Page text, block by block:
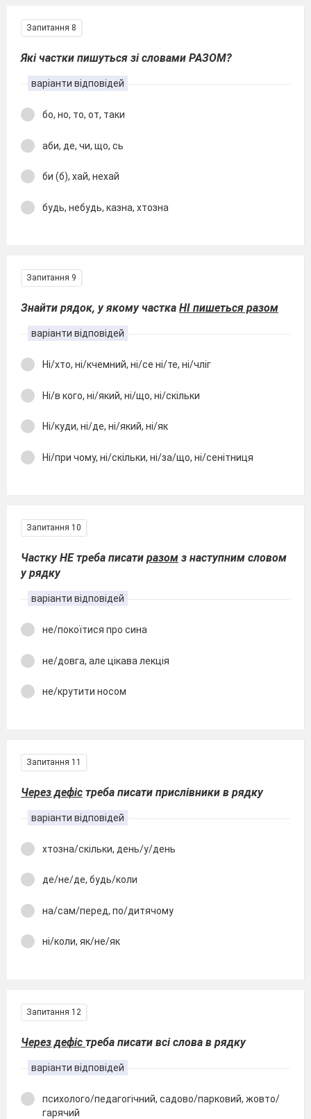
Запитання 8
Які частки пишуться зі словами РАЗОМ?
варіанти відповідей
бо, но, то, от, таки
аби, де, чи, що, сь
би (б), хай, нехай
будь, небудь, казна, хтозна
Запитання 9
Знайти рядок, у якому частка НІ пишеться разом
варіанти відповідей
Ні/хто, ні/кчемний, ні/се ні/те, ні/чліг
Ні/в кого, ні/який, ні/що, ні/скільки
Ні/куди, ні/де, ні/який, ні/як
Ні/при чому, ні/скільки, ні/за/що, ні/сенітниця
Запитання 10
Частку НЕ треба писати разом з наступним словом
у рядку
варіанти відповідей
не/покоїтися про сина
не/довга, але цікава лекція
не/крутити носом
Запитання 11
Через дефіс треба писати прислівники в рядку
варіанти відповідей
хтозна/скільки, день/у/день
де/не/де, будь/коли
на/сам/перед, по/дитячому
ні/коли, як/не/як
Запитання 12
Через дефіс треба писати всі слова в рядку
варіанти відповідей
психолого/педагогічний, садово/парковий, жовто/
гарячий